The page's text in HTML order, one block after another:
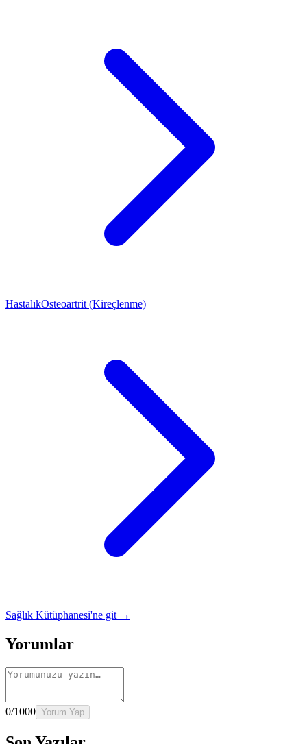
HastalıkOsteoartrit (Kireçlenme)
Sağlık Kütüphanesi'ne git →
Yorumlar
0/1000 Yorum Yap